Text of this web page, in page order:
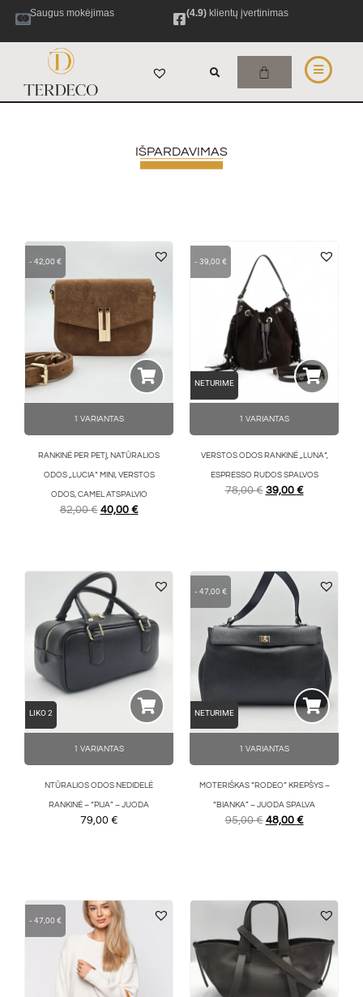
Saugus mokėjimas (4.9)klientų įvertinimas
IŠPARDAVIMAS
- 42,00 €
1 VARIANTAS
RANKINĖ PER PETĮ, NATŪRALIOS
ODOS „LUCIA“ MINI, VERSTOS
ODOS, CAMEL ATSPALVIO
82,00€ 40,00 €
- 39,00 €
NETURIME
1 VARIANTAS
VERSTOS ODOS RANKINĖ „LUNA“,
ESPRESSO RUDOS SPALVOS
78,00€ 39,00 €
LIKO 2
1 VARIANTAS
NTŪRALIOS ODOS NEDIDELĖ
RANKINĖ – “PIJA” – JUODA
79,00 €
- 47,00 €
NETURIME
1 VARIANTAS
MOTERIŠKAS “RODEO” KREPŠYS –
“BIANKA” – JUODA SPALVA
95,00€ 48,00 €
- 47,00 €